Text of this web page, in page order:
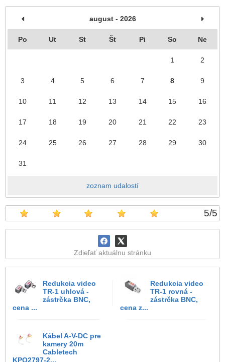
august - 2026
Po Ut St Št Pi So Ne
1 2
3 4 5 6 7 8 9
10 11 12 13 14 15 16
17 18 19 20 21 22 23
24 25 26 27 28 29 30
31
zoznam udalostí
5/5
Zdieľať aktuálnu stránku
Redukcia video
TR-1 uhlová -
zástrčka BNC,
cena ...
Redukcia video
TR-1 rovná -
zástrčka BNC,
cena z...
Kábel A-V-DC pre
kamery 20m
Cabletech
KPO2797-2...